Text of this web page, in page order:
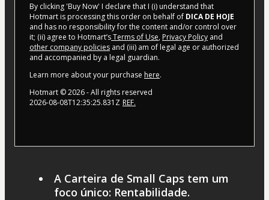
By clicking 'Buy Now' I declare that I (i) understand that
Hotmart is processing this order on behalf of DICA DE HOJE
and has no responsibility for the content and/or control over
it; (ii) agree to Hotmart’sTerms of Use, Privacy Policy and
other company policies and (iii) am of legal age or authorized
and accompanied by a legal guardian.
Learn more about your purchase here.
Hotmart ©2026- All rights reserved
2026-08-08T12:35:25.831Z REF.
A Carteira de Small Caps tem um
foco único: Rentabilidade.